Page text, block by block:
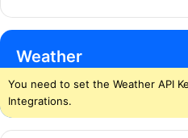
Weather
You need to set the Weather API
Integrations.